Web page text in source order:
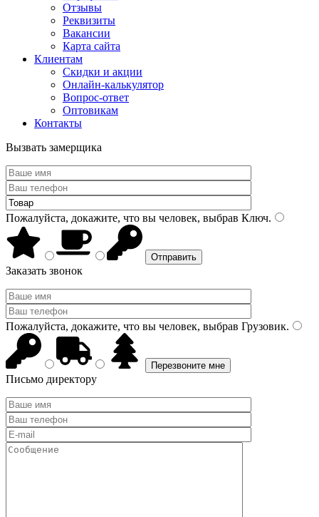
Отзывы
Реквизиты
Вакансии
Карта сайта
Клиентам
Скидки и акции
Онлайн-калькулятор
Вопрос-ответ
Оптовикам
Контакты
Вызвать замерщика
Пожалуйста, докажите, что вы человек, выбрав Ключ.
Заказать звонок
Пожалуйста, докажите, что вы человек, выбрав Грузовик.
Письмо директору